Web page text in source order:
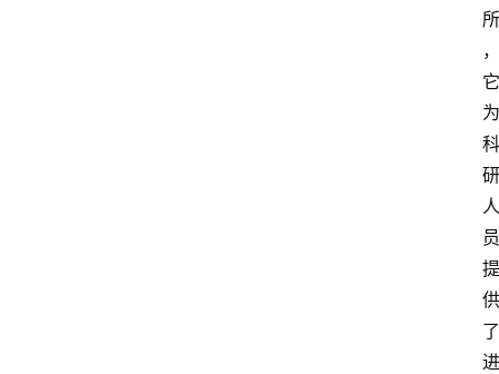
所
，
它
为
科
研
人
员
提
供
了
进